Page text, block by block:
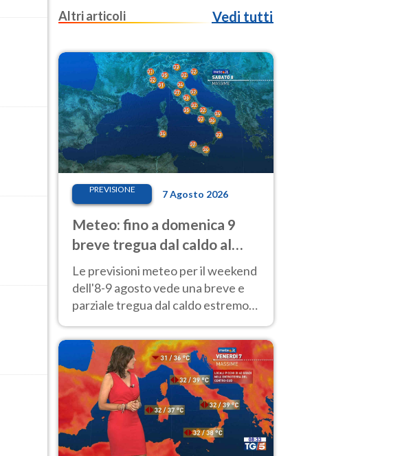
Ferragosto
Altri articoli Vedi tutti
PREVISIONE 7 Agosto 2026
Meteo: fino a domenica 9
breve tregua dal caldo al
Nord! Altrove calura e afa
Le previsioni meteo per il weekend
dell'8-9 agosto vede una breve e
parziale tregua dal caldo estremo
40 gradi.